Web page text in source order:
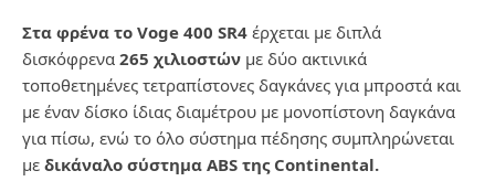
Στα φρένα το Voge 400 SR4 έρχεται με διπλά
δισκόφρενα 265 χιλιοστών με δύο ακτινικά
τοποθετημένες τετραπίστονες δαγκάνες για μπροστά και
με έναν δίσκο ίδιας διαμέτρου με μονοπίστονη δαγκάνα
για πίσω, ενώ το όλο σύστημα πέδησης συμπληρώνεται
με δικάναλο σύστημα ABS της Continental.